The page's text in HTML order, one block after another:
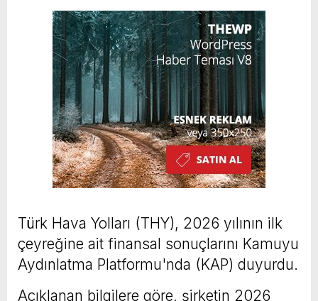
Türk Hava Yolları (THY), 2026 yılının ilk
çeyreğine ait finansal sonuçlarını Kamuyu
Aydınlatma Platformu'nda (KAP) duyurdu.
Açıklanan bilgilere göre, şirketin 2026